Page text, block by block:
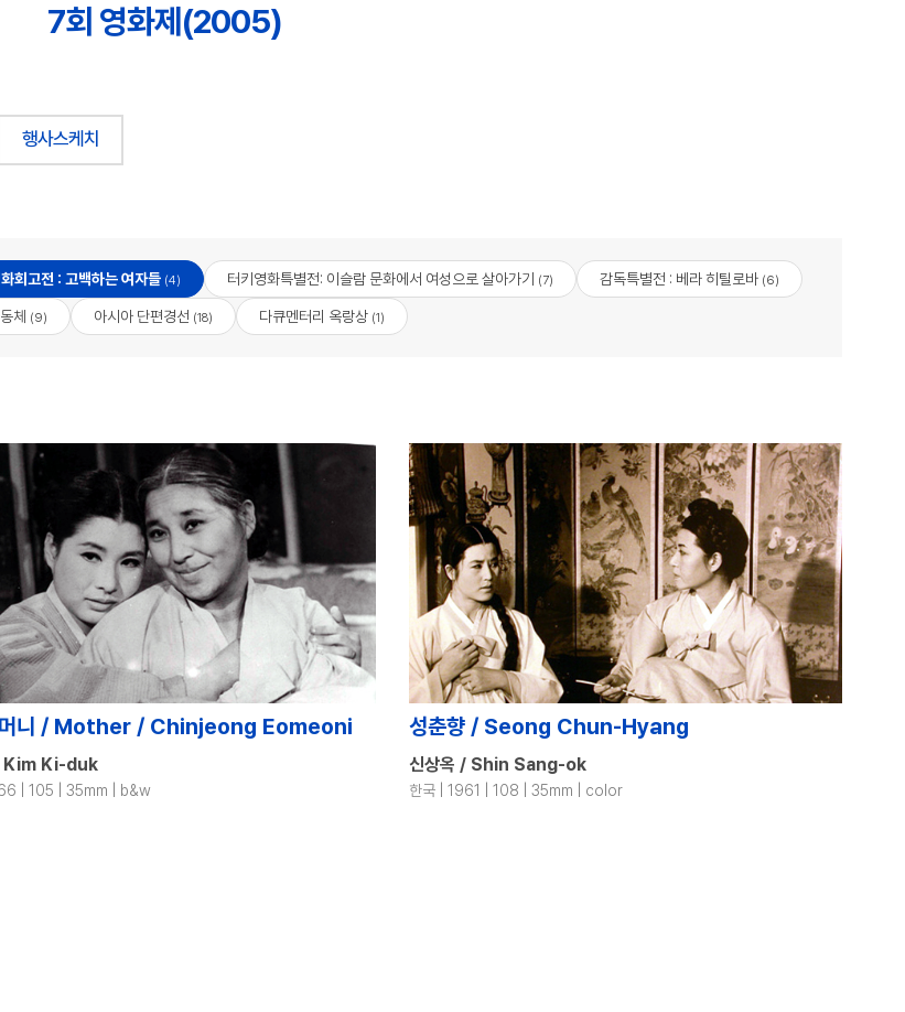
7회 영화제(2005)
행사스케치
회고전 : 고백하는 여자들 (4) 터키영화특별전: 이슬람 문화에서 여성으로 살아가기 (7) 감독특별전 : 베라 히틸로바 (6)
체 (9) 아시아 단편경선 (18) 다큐멘터리 옥랑상(1)
머니 / Mother / Chinjeong Eomeoni
Kim Ki-duk
| 105 | 35mm | b&w
성춘향 / Seong Chun-Hyang
신상옥 / Shin Sang-ok
한국 | 1961 | 108 | 35mm | color